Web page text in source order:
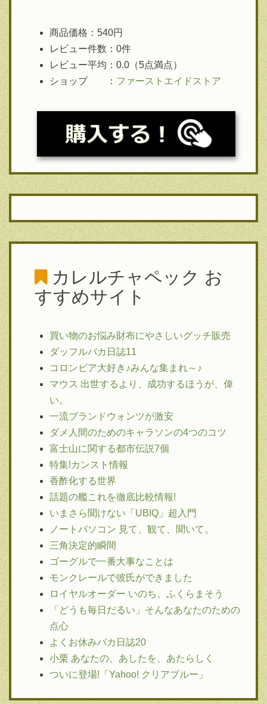
商品価格：540円
レビュー件数：0件
レビュー平均：0.0（5点満点）
ショップ ： ファーストエイドストア
カレルチャペック お
すすめサイト
買い物のお悩み財布にやさしいグッチ販売
ダッフルバカ日誌11
コロンビア大好き♪みんな集まれ～♪
マウス 出世するより、成功するほうが、偉
い。
一流ブランドウォンツが激安
ダメ人間のためのキャラソンの4つのコツ
富士山に関する都市伝説7個
特集!カンスト情報
香酢化する世界
話題の艦これを徹底比較情報!
いまさら聞けない「UBIQ」超入門
ノートパソコン 見て、観て、聞いて。
三角決定的瞬間
ゴーグルで一番大事なことは
モンクレールで彼氏ができました
ロイヤルオーダー いのち、ふくらまそう
「どうも毎日だるい」そんなあなたのための
点心
よくお休みバカ日誌20
小栗 あなたの、あしたを、あたらしく
ついに登場!「Yahoo! クリアブルー」